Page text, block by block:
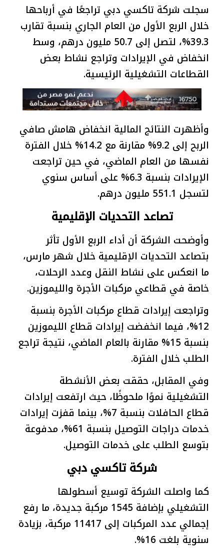
سجلت شركة تاكسي دبي تراجعًا في أرباحها
خلال الربع الأول من العام الجاري بنسبة تقارب
39.3%، لتصل إلى 50.7 مليون درهم، وسط
انخفاض في الإيرادات وتراجع نشاط بعض
القطاعات التشغيلية الرئيسية.
وأظهرت النتائج المالية انخفاض هامش صافي
الربح إلى 9.2% مقارنة مع 14.2% خلال الفترة
نفسها من العام الماضي، في حين تراجعت
الإيرادات بنسبة 6.3% على أساس سنوي
لتسجل 551.1 مليون درهم.
تصاعد التحديات الإقليمية
وأوضحت الشركة أن أداء الربع الأول تأثر
بتصاعد التحديات الإقليمية خلال شهر مارس،
ما انعكس على نشاط النقل وعدد الرحلات،
خاصة في قطاعي مركبات الأجرة والليموزين.
وتراجعت إيرادات قطاع مركبات الأجرة بنسبة
12%، فيما انخفضت إيرادات قطاع الليموزين
بنسبة 15% مقارنة بالعام الماضي، نتيجة تراجع
الطلب خلال الفترة.
وفي المقابل، حققت بعض الأنشطة
التشغيلية نموًا ملحوظًا، حيث ارتفعت إيرادات
قطاع الحافلات بنسبة 7%، بينما قفزت إيرادات
خدمات دراجات التوصيل بنسبة 61%، مدفوعة
بتوسع الطلب على خدمات التوصيل.
شركة تاكسي دبي
كما واصلت الشركة توسيع أسطولها
التشغيلي بإضافة 1545 مركبة جديدة، ما رفع
إجمالي عدد المركبات إلى 11417 مركبة، بزيادة
سنوية بلغت 16%.